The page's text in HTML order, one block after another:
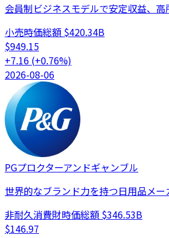
会員制ビジネスモデルで安定収益、高
小売時価総額 $420.34B
$949.15
+7.16 (+0.76%)
2026-08-06
PGプロクターアンドギャンブル
世界的なブランド力を持つ日用品メー
非耐久消費財時価総額 $346.53B
$146.97